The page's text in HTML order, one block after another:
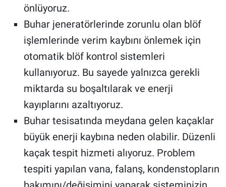
önlüyoruz.
Buhar jeneratörlerinde zorunlu olan blöf
işlemlerinde verim kaybını önlemek için
otomatik blöf kontrol sistemleri
kullanıyoruz. Bu sayede yalnızca gerekli
miktarda su boşaltılarak ve enerji
kayıplarını azaltıyoruz.
Buhar tesisatında meydana gelen kaçaklar
büyük enerji kaybına neden olabilir. Düzenli
kaçak tespit hizmeti alıyoruz. Problem
tespiti yapılan vana, falanş, kondenstopların